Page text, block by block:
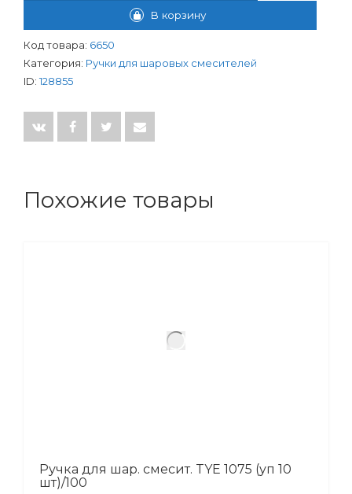
В корзину
Код товара: 6650
Категория: Ручки для шаровых смесителей
ID: 128855
Похожие товары
Ручка для шар. смесит. TYE 1075 (уп 10
шт)/100